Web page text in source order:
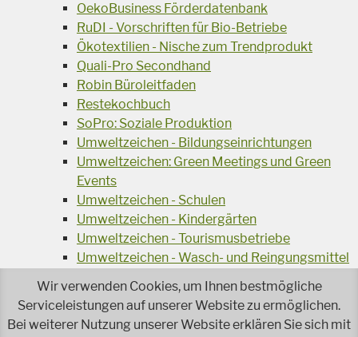
OekoBusiness Förderdatenbank
RuDI - Vorschriften für Bio-Betriebe
Ökotextilien - Nische zum Trendprodukt
Quali-Pro Secondhand
Robin Büroleitfaden
Restekochbuch
SoPro: Soziale Produktion
Umweltzeichen - Bildungseinrichtungen
Umweltzeichen: Green Meetings und Green
Events
Umweltzeichen - Schulen
Umweltzeichen - Kindergärten
Umweltzeichen - Tourismusbetriebe
Umweltzeichen - Wasch- und Reingungsmittel
Veranstaltungsreihe Ressourcen-Effizienz
Wiederverwendung von Elektroaltgeräten
Wasser - das Businessgetränk
Wir verwenden Cookies, um Ihnen bestmögliche
Serviceleistungen auf unserer Website zu ermöglichen.
Bei weiterer Nutzung unserer Website erklären Sie sich mit